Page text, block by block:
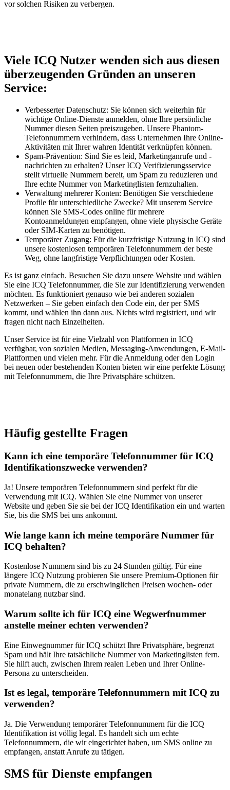
vor solchen Risiken zu verbergen.
Viele ICQ Nutzer wenden sich aus diesen
überzeugenden Gründen an unseren
Service:
Verbesserter Datenschutz: Sie können sich weiterhin für
wichtige Online-Dienste anmelden, ohne Ihre persönliche
Nummer diesen Seiten preiszugeben. Unsere Phantom-
Telefonnummern verhindern, dass Unternehmen Ihre Online-
Aktivitäten mit Ihrer wahren Identität verknüpfen können.
Spam-Prävention: Sind Sie es leid, Marketinganrufe und -
nachrichten zu erhalten? Unser ICQ Verifizierungsservice
stellt virtuelle Nummern bereit, um Spam zu reduzieren und
Ihre echte Nummer von Marketinglisten fernzuhalten.
Verwaltung mehrerer Konten: Benötigen Sie verschiedene
Profile für unterschiedliche Zwecke? Mit unserem Service
können Sie SMS-Codes online für mehrere
Kontoanmeldungen empfangen, ohne viele physische Geräte
oder SIM-Karten zu benötigen.
Temporärer Zugang: Für die kurzfristige Nutzung in ICQ sind
unsere kostenlosen temporären Telefonnummern der beste
Weg, ohne langfristige Verpflichtungen oder Kosten.
Es ist ganz einfach. Besuchen Sie dazu unsere Website und wählen
Sie eine ICQ Telefonnummer, die Sie zur Identifizierung verwenden
möchten. Es funktioniert genauso wie bei anderen sozialen
Netzwerken – Sie geben einfach den Code ein, der per SMS
kommt, und wählen ihn dann aus. Nichts wird registriert, und wir
fragen nicht nach Einzelheiten.
Unser Service ist für eine Vielzahl von Plattformen in ICQ
verfügbar, von sozialen Medien, Messaging-Anwendungen, E-Mail-
Plattformen und vielen mehr. Für die Anmeldung oder den Login
bei neuen oder bestehenden Konten bieten wir eine perfekte Lösung
mit Telefonnummern, die Ihre Privatsphäre schützen.
Häufig gestellte Fragen
Kann ich eine temporäre Telefonnummer für ICQ
Identifikationszwecke verwenden?
Ja! Unsere temporären Telefonnummern sind perfekt für die
Verwendung mit ICQ. Wählen Sie eine Nummer von unserer
Website und geben Sie sie bei der ICQ Identifikation ein und warten
Sie, bis die SMS bei uns ankommt.
Wie lange kann ich meine temporäre Nummer für
ICQ behalten?
Kostenlose Nummern sind bis zu 24 Stunden gültig. Für eine
längere ICQ Nutzung probieren Sie unsere Premium-Optionen für
private Nummern, die zu erschwinglichen Preisen wochen- oder
monatelang nutzbar sind.
Warum sollte ich für ICQ eine Wegwerfnummer
anstelle meiner echten verwenden?
Eine Einwegnummer für ICQ schützt Ihre Privatsphäre, begrenzt
Spam und hält Ihre tatsächliche Nummer von Marketinglisten fern.
Sie hilft auch, zwischen Ihrem realen Leben und Ihrer Online-
Persona zu unterscheiden.
Ist es legal, temporäre Telefonnummern mit ICQ zu
verwenden?
Ja. Die Verwendung temporärer Telefonnummern für die ICQ
Identifikation ist völlig legal. Es handelt sich um echte
Telefonnummern, die wir eingerichtet haben, um SMS online zu
empfangen, anstatt Anrufe zu tätigen.
SMS für Dienste empfangen